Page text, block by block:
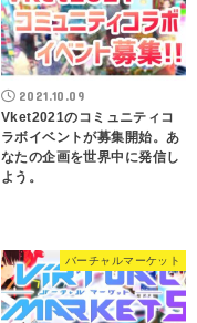
2021.10.09
Vket2021のコミュニティコ
ラボイベントが募集開始。あ
なたの企画を世界中に発信し
よう。
バーチャルマーケット